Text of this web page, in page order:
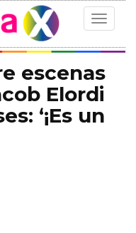
Toggle
escenas
Elordi
‘¡Es un